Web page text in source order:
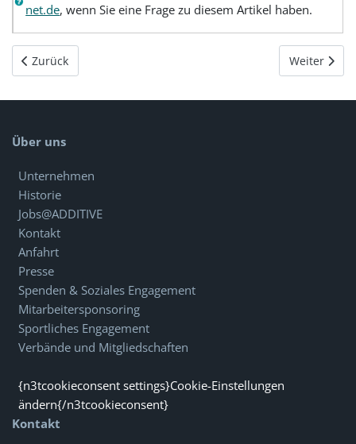
net.de, wenn Sie eine Frage zu diesem Artikel haben.
Vorheriger Beitrag: Minitab 22 - t-Test, 2 Stichproben mit
Zurück Nächster
Weiter
Über uns
Unternehmen
Historie
Jobs@ADDITIVE
Kontakt
Anfahrt
Presse
Spenden & Soziales Engagement
Mitarbeitersponsoring
Sportliches Engagement
Verbände und Mitgliedschaften
{n3tcookieconsent settings}Cookie-Einstellungen
ändern{/n3tcookieconsent}
Kontakt